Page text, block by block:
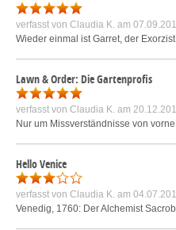
verfasst von Claudia K. am
Wieder einmal ist Garret, der
Lawn & Order: Die Gartenprofis
verfasst von Claudia K. am
Nur um Missverständnisse von
Hello Venice
verfasst von Claudia K. am
Venedig, 1760: Der Alchemist